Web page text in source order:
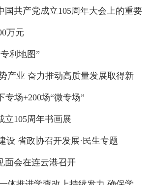
共产党成立105周年大会上的重要
万元
利地图”
产业 奋力推动高质量发展取得新
专场+200场“微专场”
立105周年书画展
设 省政协召开发展·民生专题
面会在连云港召开